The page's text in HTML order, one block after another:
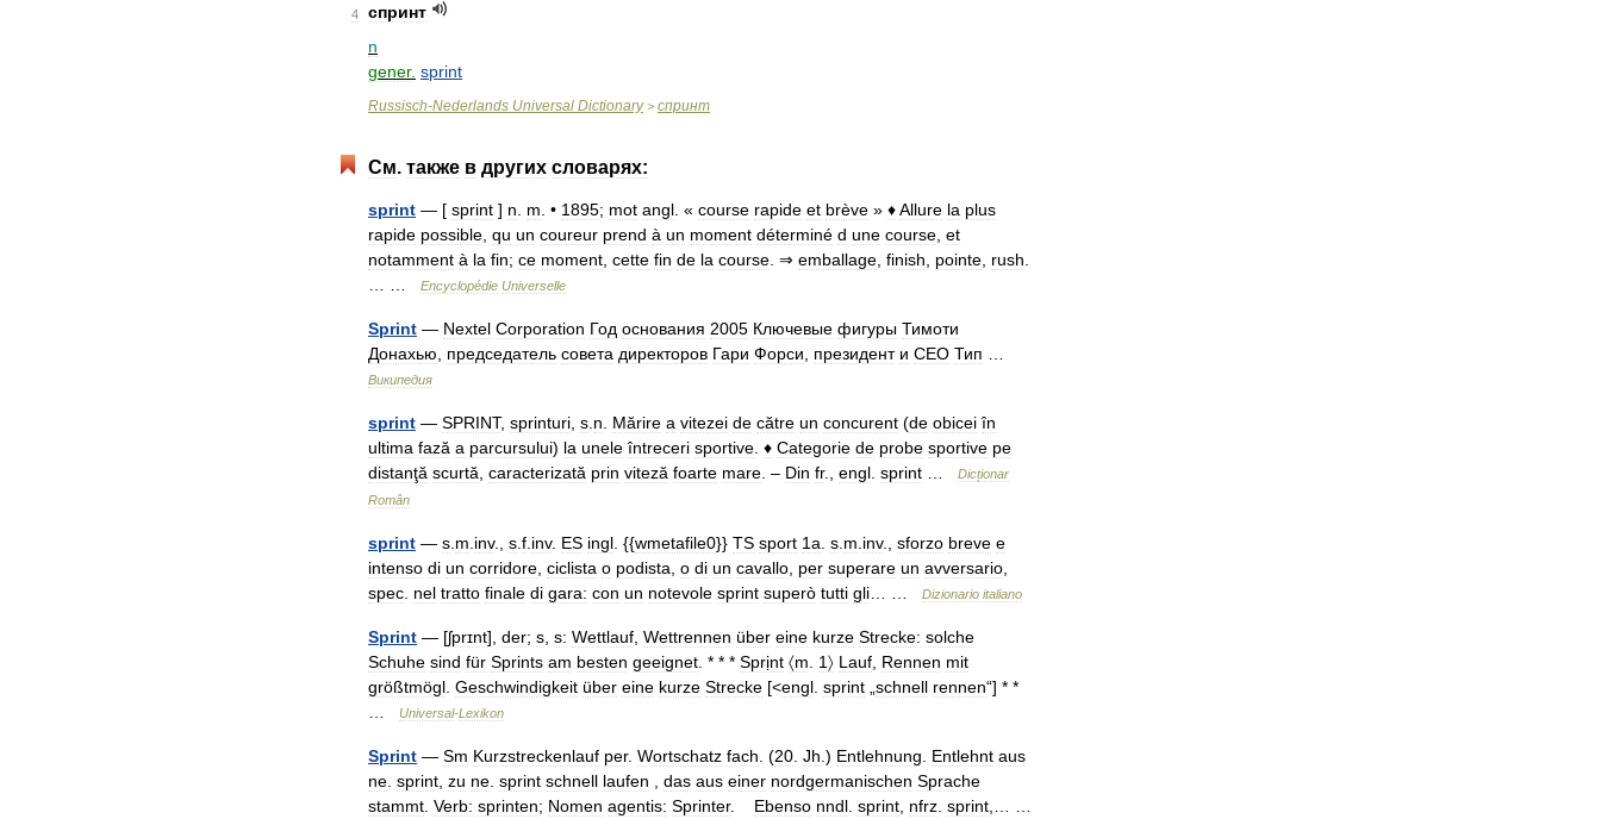
4
спринт
n
gener. sprint
Russisch-Nederlands Universal Dictionary> спринт
См. также в других словарях:
sprint — [ sprint ] n m . • 1895; mot angl . « course rapide et brève » ♦Allure la plus
rapide possible qu un coureur prend à un moment déterminé d une course et
notamment à la fin; ce moment cette fin de la course . ⇒ emballage finish pointe rush
Encyclopédie Universelle
Sprint — Nextel Corporation Год основания 2005 Ключевые фигуры Тимоти
Донахью
председатель совета директоров Гари Форси президент и CEO Тип
Википедия
sprint — SPRINT, sprinturi s n Mărire a vitezei de către un concurent (de obicei în
ultima fază a parcursului) la unele întreceri sportive ♦ Categorie de probe sportive pe
distanţă scurtă caracterizată prin viteză foarte mare . – Din fr., engl sprint
Dicționar
Român
sprint — s m inv., s f inv. ES ingl . {{wmetafile0}} TS sport 1a s m inv., sforzo breve e
intenso di un corridore ciclista o podista o di un cavallo per superare un avversario
spec nel tratto finale di gara: con un notevole sprint superò tutti gli Dizionario italiano
Sprint — [ʃprɪnt], der; s s: Wettlauf Wettrennen über eine kurze Strecke: solche
Schuhe sind für Sprints am besten geeignet . * * * Sprịnt 〈m 1〉 Lauf Rennen mit
größtmögl Geschwindigkeit über eine kurze Strecke [<engl sprint schnell rennen“] * *
Universal-Lexikon
Sprint — Sm Kurzstreckenlauf per. Wortschatz fach . (20 Jh .) Entlehnung Entlehnt aus
ne sprint zu ne sprint schnell laufen das aus einer nordgermanischen Sprache
stammt Verb: sprinten; Nomen agentis: Sprinter. Ebenso nndl sprint nfrz sprint